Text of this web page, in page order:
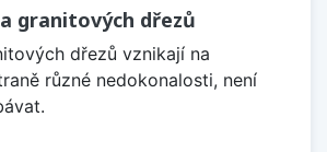
granitových dřezů
dřezů vznikají na
různé nedokonalosti, není